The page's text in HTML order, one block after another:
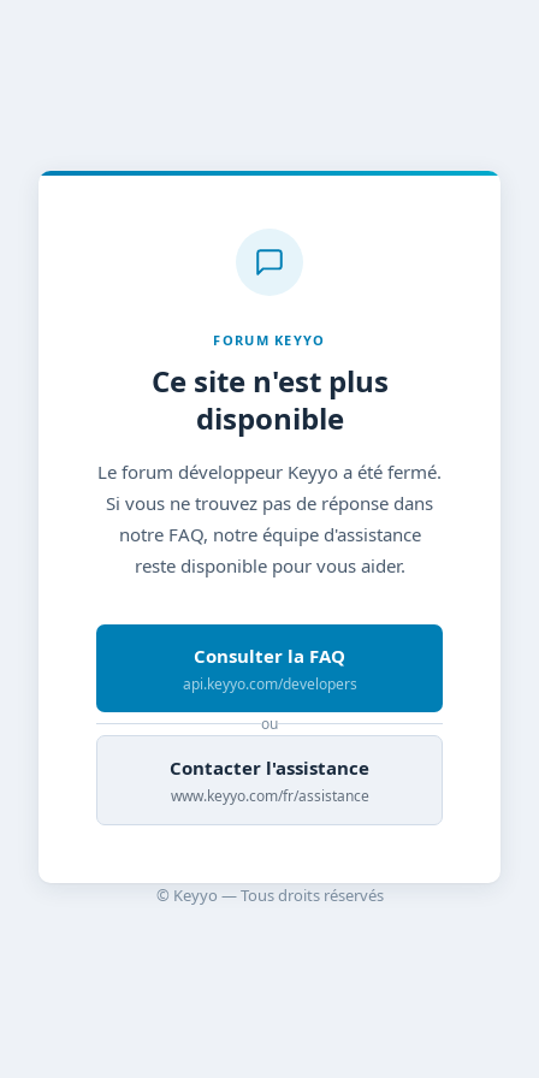
FORUM KEYYO
Ce site n'est plus
disponible
Le forum développeur Keyyo a été fermé.
Si vous ne trouvez pas de réponse dans
notre FAQ, notre équipe d'assistance
reste disponible pour vous aider.
Consulter la FAQ
api.keyyo.com/developers
ou
Contacter l'assistance
www.keyyo.com/fr/assistance
© Keyyo — Tous droits réservés